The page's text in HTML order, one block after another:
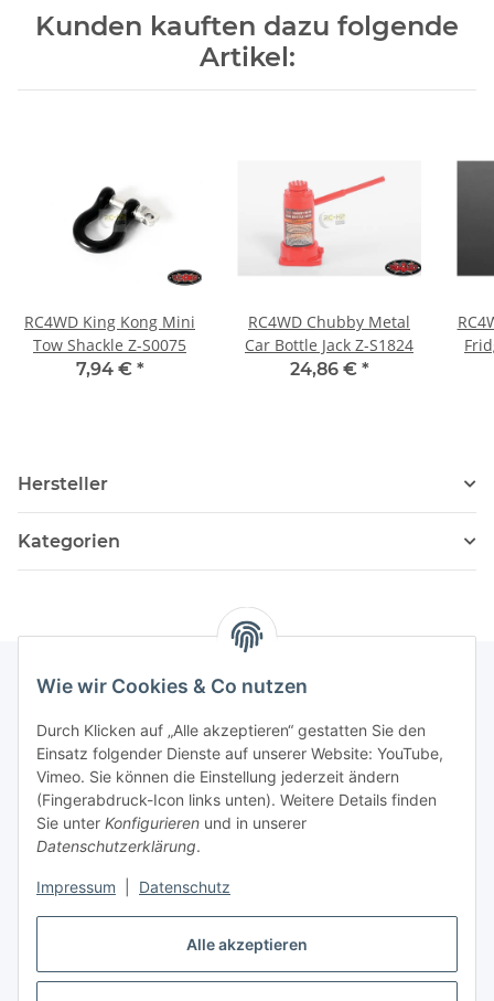
Alle akzeptieren
Wie wir Cookies & Co nutzen
Durch Klicken auf „Alle akzeptieren“ gestatten Sie den
Einsatz folgender Dienste auf unserer Website: YouTube,
Vimeo. Sie können die Einstellung jederzeit ändern
(Fingerabdruck-Icon links unten). Weitere Details finden
Sie unter Konfigurieren und in unserer
Datenschutzerklärung.
Impressum Datenschutz
Kunden kauften dazu folgende
Artikel:
RC4WD King Kong Mini
Tow Shackle Z-S0075
7,94 € *
RC4WD Chubby Metal
Car Bottle Jack Z-S1824
24,86 € *
Hersteller
Kategorien
Informationen
036204. 803903
Achtung!!!